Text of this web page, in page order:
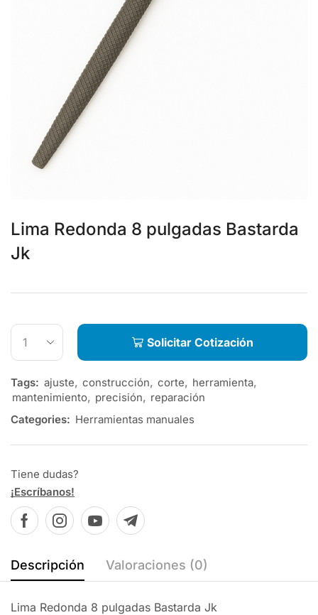
Lima Redonda 8 pulgadas Bastarda
Jk
Solicitar Cotización
Tags: ajuste, construcción, corte, herramienta,
mantenimiento, precisión, reparación
Categories: Herramientas manuales
Tiene dudas?
¡Escríbanos!
Descripción Valoraciones (0)
Lima Redonda 8 pulgadas Bastarda Jk